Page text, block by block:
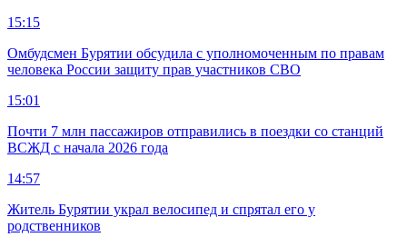
15:15
Омбудсмен Бурятии обсудила с уполномоченным по правам
человека России защиту прав участников СВО
15:01
Почти 7 млн пассажиров отправились в поездки со станций
ВСЖД с начала 2026 года
14:57
Житель Бурятии украл велосипед и спрятал его у
родственников